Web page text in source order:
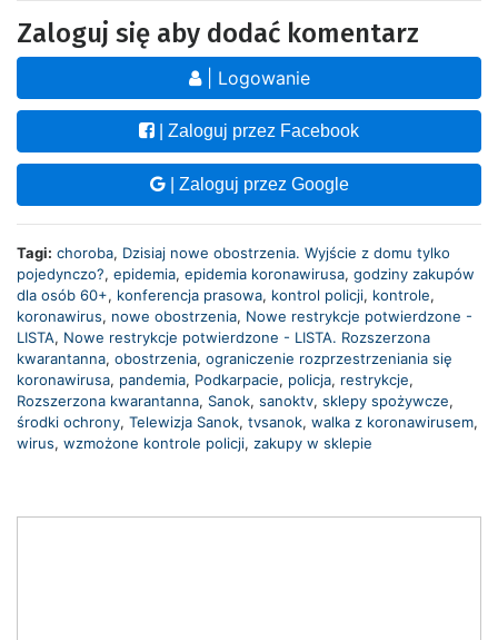
Zaloguj się aby dodać komentarz
| Logowanie
| Zaloguj przez Facebook
| Zaloguj przez Google
Tagi: choroba, Dzisiaj nowe obostrzenia. Wyjście z domu tylko
pojedynczo?, epidemia, epidemia koronawirusa, godziny zakupów
dla osób 60+, konferencja prasowa, kontrol policji, kontrole,
koronawirus, nowe obostrzenia, Nowe restrykcje potwierdzone -
LISTA, Nowe restrykcje potwierdzone - LISTA. Rozszerzona
kwarantanna, obostrzenia, ograniczenie rozprzestrzeniania się
koronawirusa, pandemia, Podkarpacie, policja, restrykcje,
Rozszerzona kwarantanna, Sanok, sanoktv, sklepy spożywcze,
środki ochrony, Telewizja Sanok, tvsanok, walka z koronawirusem,
wirus, wzmożone kontrole policji, zakupy w sklepie